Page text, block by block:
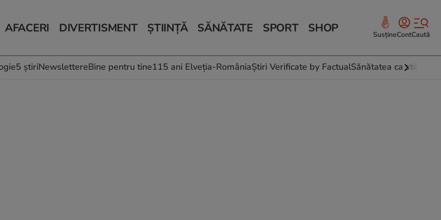
AFACERI
Auto
Locuri de muncă
DIVERTISMENT
Horoscop
Muzică și Filme
ȘTIINȚĂ
Schimbări climatice
SĂNĂTATE
Relații
Rețete culinare
SPORT SHOP SusțineContCaută
5 știriNewslettereBine pentru tine115 ani Elveția-RomâniaȘtiri Verificate by FactualSănătatea ca stil de